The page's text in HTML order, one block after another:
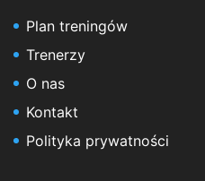
Plan treningów
Trenerzy
O nas
Kontakt
Polityka prywatności